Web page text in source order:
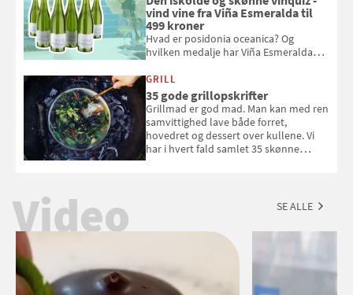
vind vine fra Viña Esmeralda til
499 kroner
Hvad er posidonia oceanica? Og
hvilken medalje har Viña Esmeralda
med i Samvirkes skønne vinquiz, hvor
du kan vinde 6 flasker vin fra Viña
Esmeralda. Konkurrencen slutter 1.
september 2026.
GRILL
35 gode grillopskrifter
Grillmad er god mad. Man kan med ren
samvittighed lave både forret,
hovedret og dessert over kullene. Vi
har i hvert fald samlet 35 skønne
Video SE ALLE